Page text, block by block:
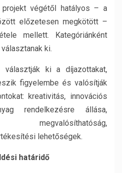
projekt végétől hatályos – a
előzetesen megkötött –
mellett. Kategóriánként
ki.
választják ki a díjazottakat,
figyelembe és valósítják
kreativitás, innovációs
rendelkezésre állása,
megvalósíthatóság,
lehetőségek.
határidő